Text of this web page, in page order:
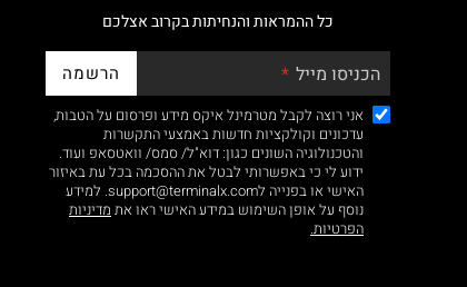
כל ההמראות והנחיתות בקרוב אצלכם
הכניסו מייל הרשמה
אני רוצה לקבל מטרמינל איקס מידע ופרסום על הטבות,
עדכונים וקולקציות חדשות באמצעי התקשרות
והטכנולוגיה השונים כגון: דוא"ל/ סמס/ וואטסאפ ועוד.
ידוע לי כי באפשרותי לבטל את ההסכמה בכל עת באיזור
האישי או בפנייה לsupport@terminalx.com. למידע
נוסף על אופן השימוש במידע האישי ראו את מדיניות
הפרטיות.